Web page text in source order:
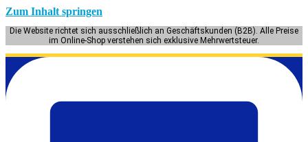
Zum Inhalt springen
Die Website richtet sich ausschließlich an Geschäftskunden (B2B). Alle Preise
im Online-Shop verstehen sich exklusive Mehrwertsteuer.